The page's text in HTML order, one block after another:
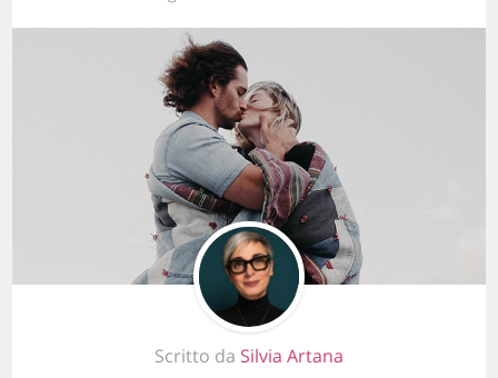
Scritto da Silvia Artana